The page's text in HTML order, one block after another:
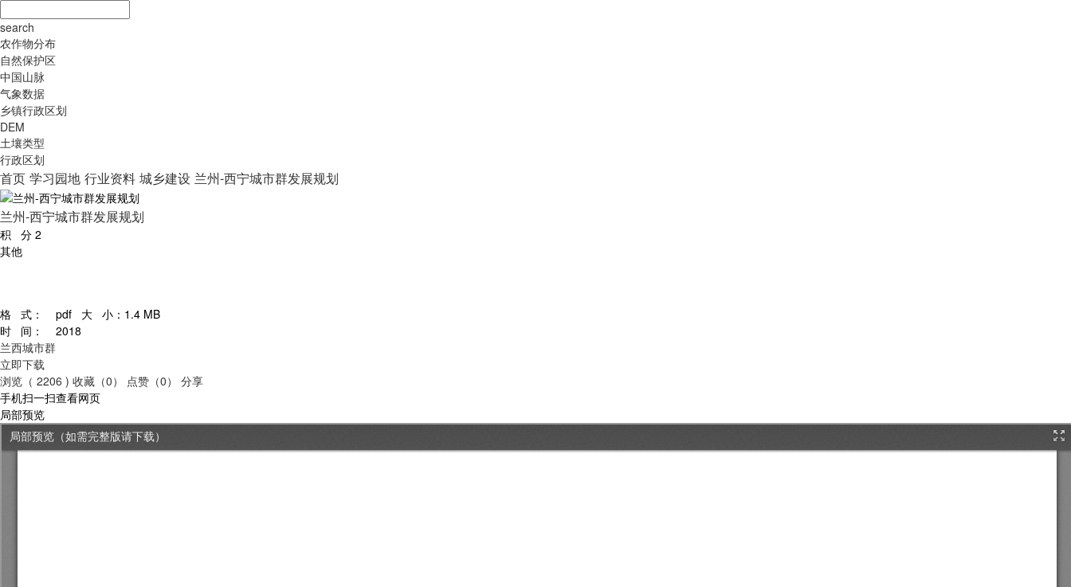
search
农作物分布
自然保护区
中国山脉
气象数据
乡镇行政区划
DEM
土壤类型
行政区划
首页 学习园地 行业资料 城乡建设 兰州-西宁城市群发展规划
兰州-西宁城市群发展规划
积 分 2
其他
格 式： pdf 大 小： 1.4 MB
时 间：
2018
兰西城市群
立即下载
浏览（ 2206 ) 收藏（0） 点赞（0）
分享
手机扫一扫查看网页
局部预览